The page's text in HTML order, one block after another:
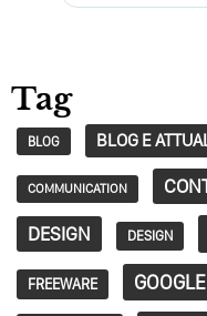
Tag
BLOG BLOG E
COMMUNICATION
DESIGN DESIGN
FREEWARE GOOGLE